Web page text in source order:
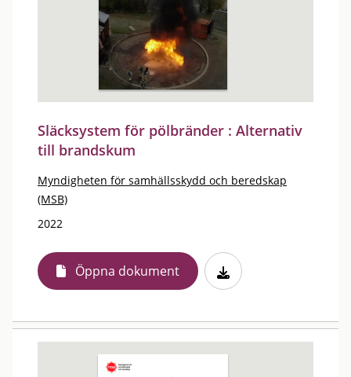
Släcksystem för pölbränder : Alternativ
till brandskum
Myndigheten för samhällsskydd och beredskap
(MSB)
2022
Öppna dokument